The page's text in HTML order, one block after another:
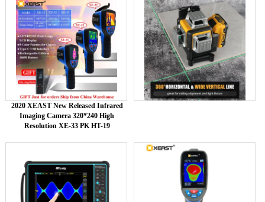
2020 XEAST New Released Infrared
Imaging Camera 320*240 High
Resolution XE-33 PK HT-19